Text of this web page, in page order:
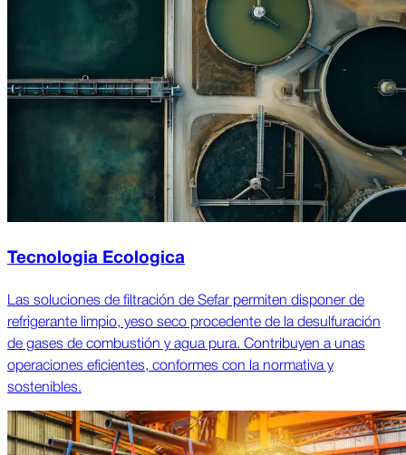
Tecnologia Ecologica
Las soluciones de filtración de Sefar permiten disponer de
refrigerante limpio, yeso seco procedente de la desulfuración
de gases de combustión y agua pura. Contribuyen a unas
operaciones eficientes, conformes con la normativa y
sostenibles.